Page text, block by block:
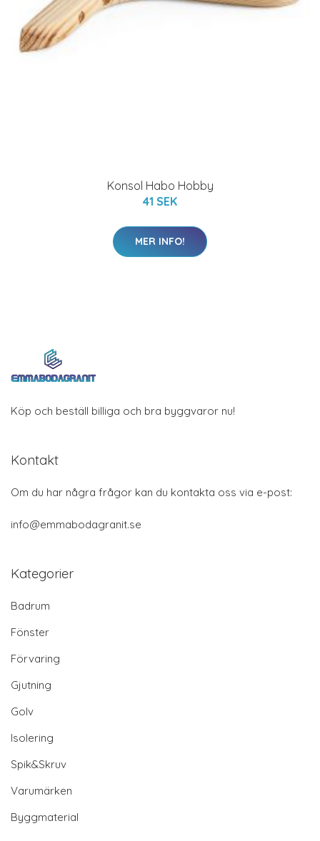
Konsol Habo Hobby
41 SEK
MER INFO!
Köp och beställ billiga och bra byggvaror nu!
Kontakt
Om du har några frågor kan du kontakta oss via e-post:
info@emmabodagranit.se
Kategorier
Badrum
Fönster
Förvaring
Gjutning
Golv
Isolering
Spik&Skruv
Varumärken
Byggmaterial